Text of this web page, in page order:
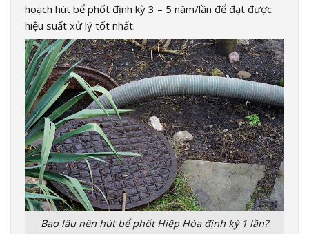
hoạch hút bể phốt định kỳ 3 – 5 năm/lần để đạt được
hiệu suất xử lý tốt nhất.
Bao lâu nên hút bể phốt Hiệp Hòa định kỳ 1 lần?